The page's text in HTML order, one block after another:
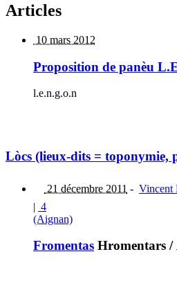
Articles
10 mars 2012
Proposition de panèu
l.e.n.g.o.n
Lòcs (lieux-dits = toponymie,
21 décembre 2011 - Vincent
| 4
(Aignan)
Fromentas Hromentars /